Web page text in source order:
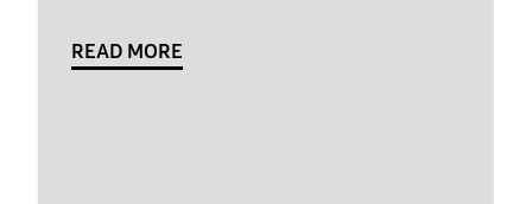
READ MORE